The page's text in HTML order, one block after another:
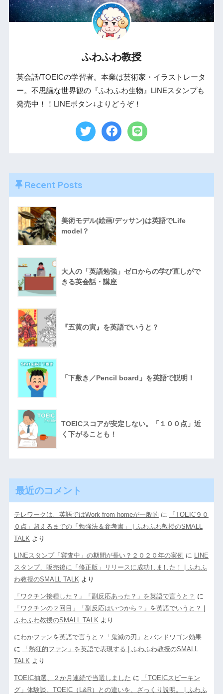
ふわふわ教授
英会話/TOEICの学習者。本業は芸術家・イラストレータ
ー。不思議な世界観の『ふわふわ生物』LINEスタンプも
発売中！！LINEボタン↓よりどうぞ！
Recent Posts
美術モデル(絵画/デッサン)は英語でLife
model？
大人の「英語勉強」ゼロからの学び直しがで
きる英会話・講座
『五黄の寅』を英語でいうと？
「下敷き／Pencil board」を英語で説明！
TOEICスコアが安定しない。「１００点」近
く下がることも！
最近のコメント
テレワークは、英語ではWork from homeが一般的 に
「TOEIC９０
０点」超えるまでの「勉強法＆参考書」 | ふわふわ教授のSMALL
TALK より
LINEスタンプ「審査中」の期間が長い？２０２０年の実例 に LINE
スタンプ、販売後に「修正版」リリースに成功しました！ | ふわふ
わ教授のSMALL TALK より
「ワクチン接種した？」「副反応あった？」を英語で言うと？ に
「ワクチンの２回目」「副反応はいつから？」を英語でいうと？ |
ふわふわ教授のSMALL TALK より
にわかファンを英語で言うと？「鬼滅の刃」とバンドワゴン効果
に
「熱狂的ファン」を英語で表現する | ふわふわ教授のSMALL
TALK より
TOEIC抽選、２か月連続で当選しました に
「TOEICスピーキン
グ」体験談。TOEIC（L&R）との違いを、ざっくり説明。 | ふわふ